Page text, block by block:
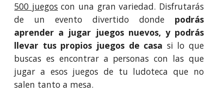
500 juegos con una gran variedad. Disfrutarás
de un evento divertido donde podrás
aprender a jugar juegos nuevos, y podrás
llevar tus propios juegos de casa si lo que
buscas es encontrar a personas con las que
jugar a esos juegos de tu ludoteca que no
salen tanto a mesa.